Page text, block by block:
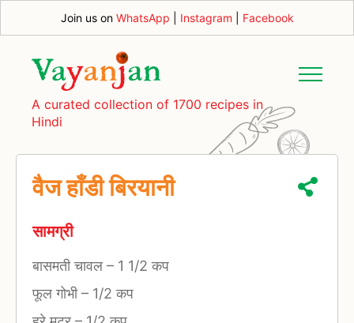
Join us on WhatsApp Instagram Facebook
A curated collection of 1700 recipes in
Hindi
वैज हाँडी बिरयानी
सामग्री
बासमती चावल – 1 1/2 कप
फूल गोभी– 1/2 कप